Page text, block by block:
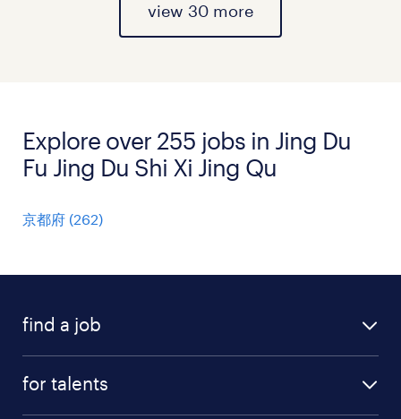
view 30 more
Explore over 255 jobs in Jing Du
Fu Jing Du Shi Xi Jing Qu
京都府 (262)
find a job
for talents